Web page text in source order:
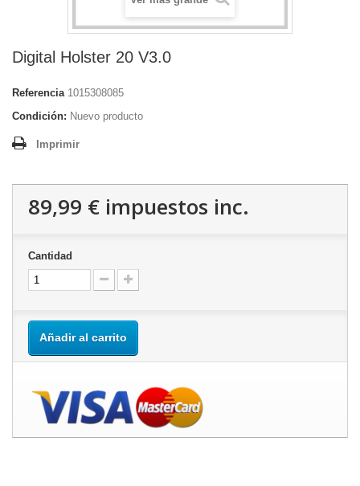
Digital Holster 20 V3.0
Referencia 1015308085
Condición: Nuevo producto
Imprimir
89,99 € impuestos inc.
Cantidad
Añadir al carrito